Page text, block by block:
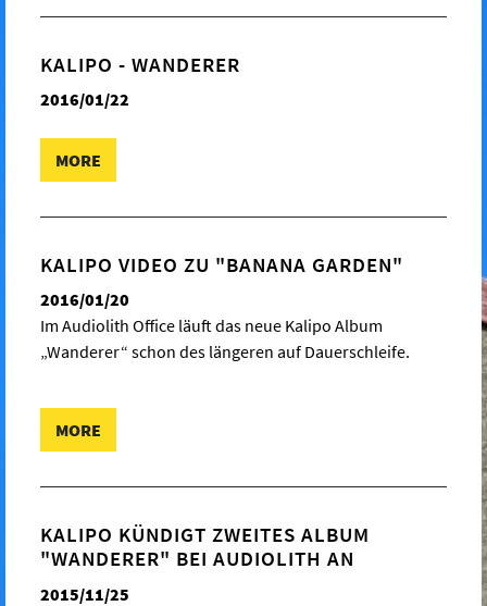
KALIPO - WANDERER
2016/01/22
MORE
KALIPO VIDEO ZU "BANANA GARDEN"
2016/01/20
Im Audiolith Office läuft das neue Kalipo Album
„Wanderer“ schon des längeren auf Dauerschleife.
MORE
KALIPO KÜNDIGT ZWEITES ALBUM
"WANDERER" BEI AUDIOLITH AN
2015/11/25